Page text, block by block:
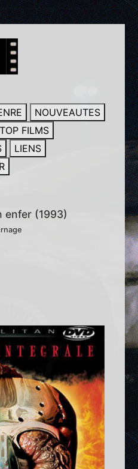
NOUVEAUTES
TOP FILMS
LIENS
enfer (1993)